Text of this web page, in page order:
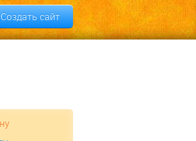
Создать сайт